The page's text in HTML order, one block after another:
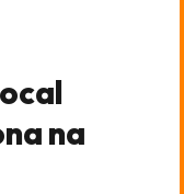
na